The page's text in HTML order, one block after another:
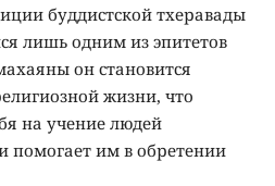
буддистской тхеравады
лишь одним из эпитетов
он становится
жизни, что
на учение людей
помогает им в обретении